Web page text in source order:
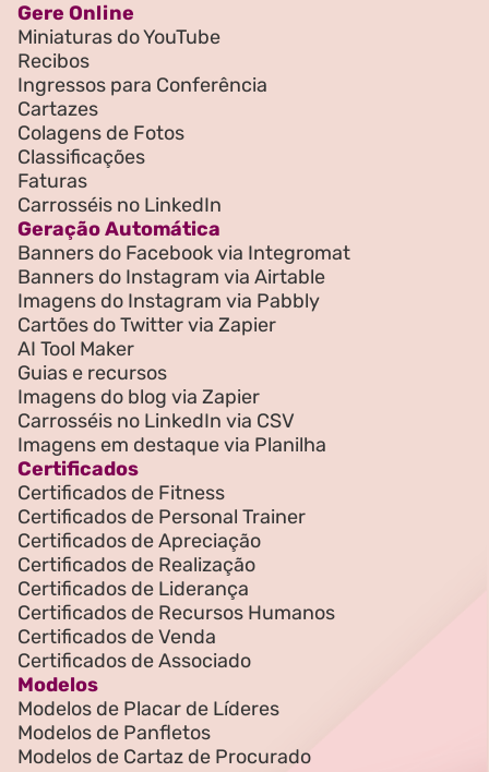
Gere Online
Miniaturas do YouTube
Recibos
Ingressos para Conferência
Cartazes
Colagens de Fotos
Classificações
Faturas
Carrosséis no LinkedIn
Geração Automática
Banners do Facebook via Integromat
Banners do Instagram via Airtable
Imagens do Instagram via Pabbly
Cartões do Twitter via Zapier
AI Tool Maker
Guias e recursos
Imagens do blog via Zapier
Carrosséis no LinkedIn via CSV
Imagens em destaque via Planilha
Certificados
Certificados de Fitness
Certificados de Personal Trainer
Certificados de Apreciação
Certificados de Realização
Certificados de Liderança
Certificados de Recursos Humanos
Certificados de Venda
Certificados de Associado
Modelos
Modelos de Placar de Líderes
Modelos de Panfletos
Modelos de Cartaz de Procurado